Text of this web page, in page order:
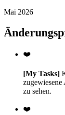
Mai 2026
❤️
[My Tasks]
zu sehen.
❤️